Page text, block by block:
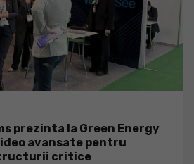
prezinta la Green Energy
avansate pentru
critice